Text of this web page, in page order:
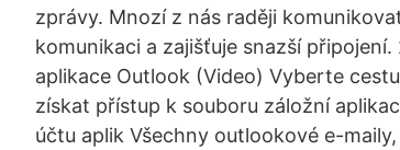
zprávy. Mnozí z nás raději
komunikaci a zajišťuje snazší
aplikace Outlook (Video) Vyberte
získat přístup k souboru záložní
účtu aplik Všechny outlookové e-